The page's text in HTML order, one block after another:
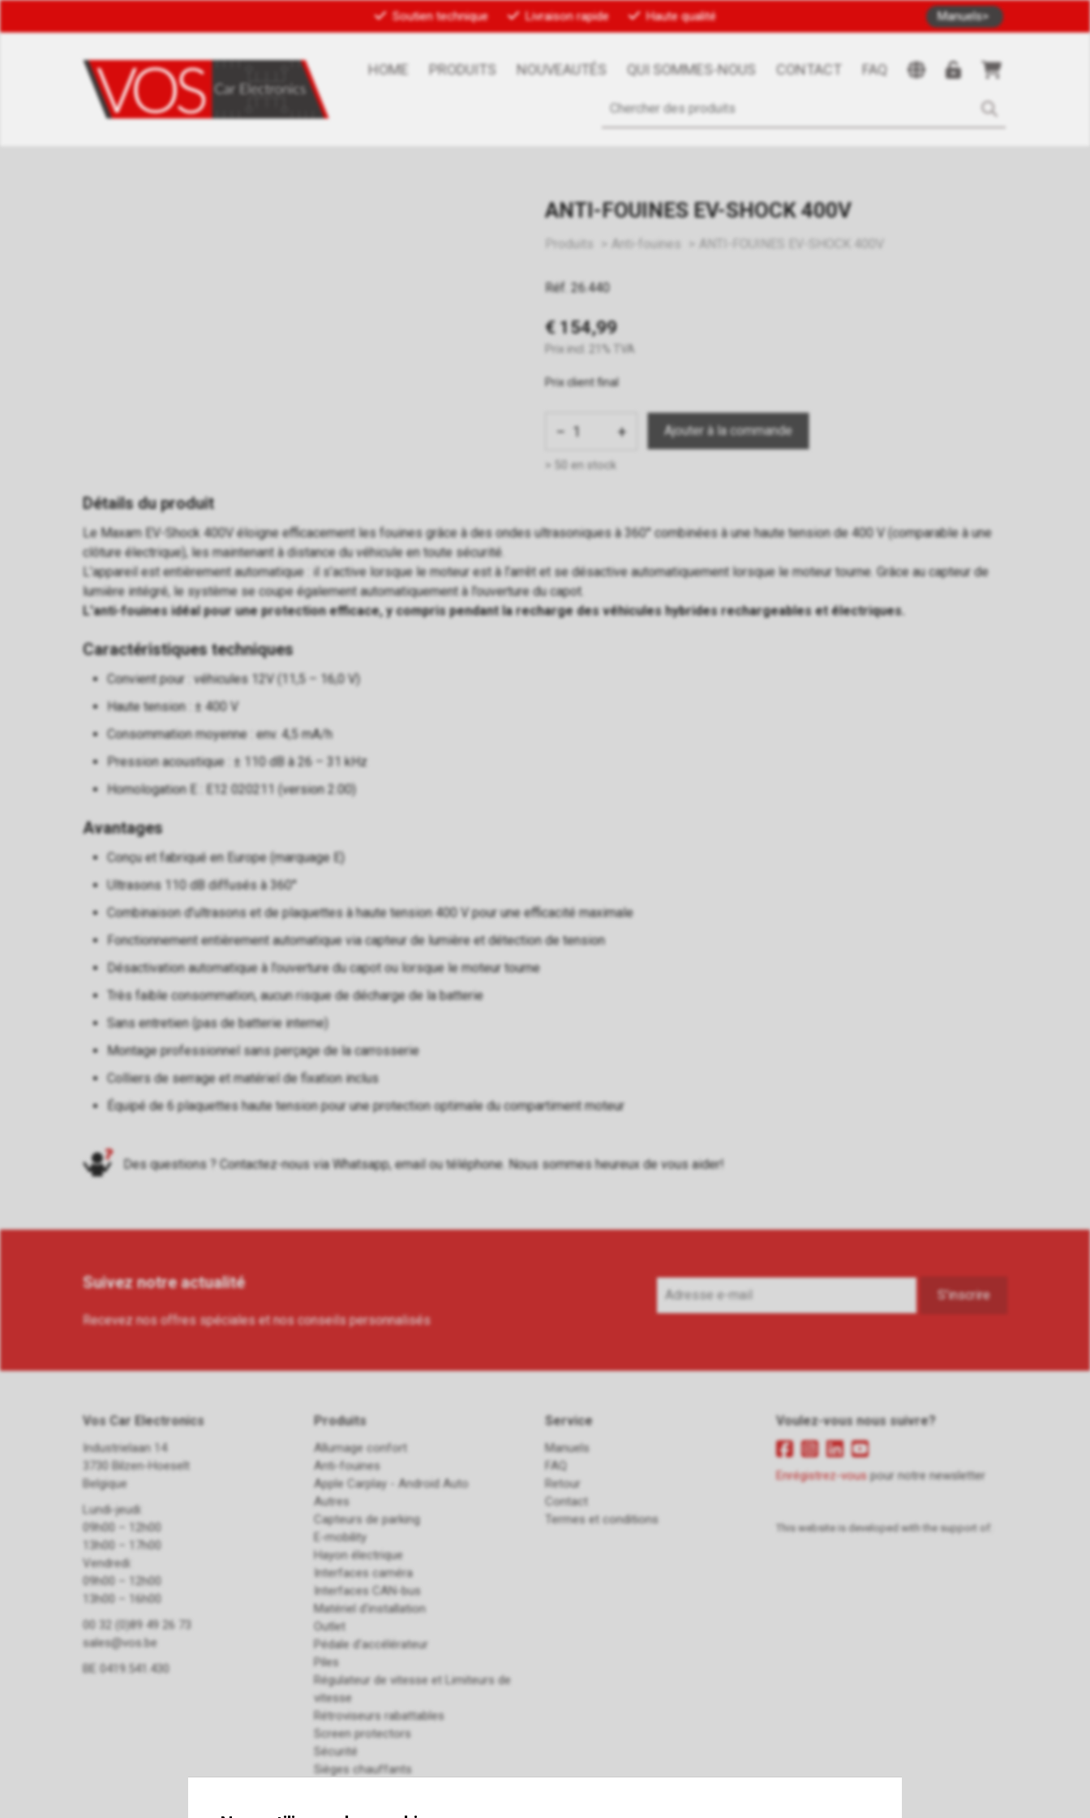
Soutien technique Livraison rapide Haute qualité Manuels
HOME PRODUITS NOUVEAUTÉS QUI SOMMES-NOUS CONTACT FAQ
ANTI-FOUINES EV-SHOCK 400V
Produits Anti-fouines ANTI-FOUINES EV-SHOCK 400V
Réf. 26.440
€ 154,99
Prix incl. 21% TVA
Prix client final
− +
> 50 en stock
Détails du produit
Le Maxam EV-Shock 400V éloigne efficacement les fouines grâce à des ondes ultrasoniques à 360° combinées à une haute tension de 400 V (comparable à une
clôture électrique), les maintenant à distance du véhicule en toute sécurité.
L’appareil est entièrement automatique : il s’active lorsque le moteur est à l’arrêt et se désactive automatiquement lorsque le moteur tourne. Grâce au capteur de
lumière intégré, le système se coupe également automatiquement à l’ouverture du capot.
L'anti-fouines idéal pour une protection efficace, y compris pendant la recharge des véhicules hybrides rechargeables et électriques.
Caractéristiques techniques
Convient pour : véhicules 12V (11,5 – 16,0 V)
Haute tension : ± 400 V
Consommation moyenne : env. 4,5 mA/h
Pression acoustique : ± 110 dB à 26 – 31 kHz
Homologation E : E12 020211 (version 2.00)
Avantages
Conçu et fabriqué en Europe (marquage E)
Ultrasons 110 dB diffusés à 360°
Combinaison d’ultrasons et de plaquettes à haute tension 400 V pour une efficacité maximale
Fonctionnement entièrement automatique via capteur de lumière et détection de tension
Désactivation automatique à l’ouverture du capot ou lorsque le moteur tourne
Très faible consommation, aucun risque de décharge de la batterie
Sans entretien (pas de batterie interne)
Montage professionnel sans perçage de la carrosserie
Colliers de serrage et matériel de fixation inclus
Équipé de 6 plaquettes haute tension pour une protection optimale du compartiment moteur
Des questions ? Contactez-nous via Whatsapp,emailoutéléphone. Nous sommes heureux de vous aider!
Suivez notre actualité
Recevez nos offres spéciales et nos conseils personnalisés
Vos Car Electronics
Industrielaan 14
3730 Bilzen-Hoeselt
Belgique
Lundi-jeudi:
09h00 – 12h00
13h00 – 17h00
Vendredi:
09h00 – 12h00
13h00 – 16h00
00 32 (0)89 49 26 73
sales@vos.be
BE 0419.541.430
Produits
Allumage confort
Anti-fouines
Apple Carplay - Android Auto
Autres
Capteurs de parking
E-mobility
Hayon électrique
Interfaces caméra
Interfaces CAN-bus
Matériel d'installation
Outlet
Pédale d'accélérateur
Piles
Régulateur de vitesse et Limiteurs de
vitesse
Rétroviseurs rabattables
Screen protectors
Sécurité
Sièges chauffants
Service
Manuels
FAQ
Retour
Contact
Termes et conditions
Voulez-vous nous suivre?
Enrégistrez-vouspour notre newsletter
This website is developed with the support of: